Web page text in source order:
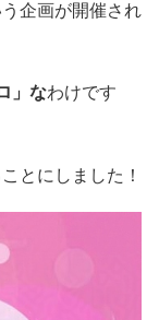
う企画が開催され
」なわけです
とにしました！